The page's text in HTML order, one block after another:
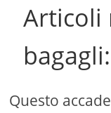
Articoli
bagagli:
Questo